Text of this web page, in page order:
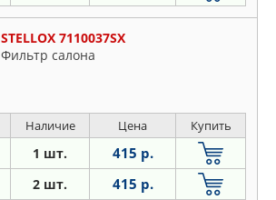
STELLOX 7110037SX
Фильтр салона
Наличие Цена Купить
1 шт. 415 р.
2 шт. 415 р.